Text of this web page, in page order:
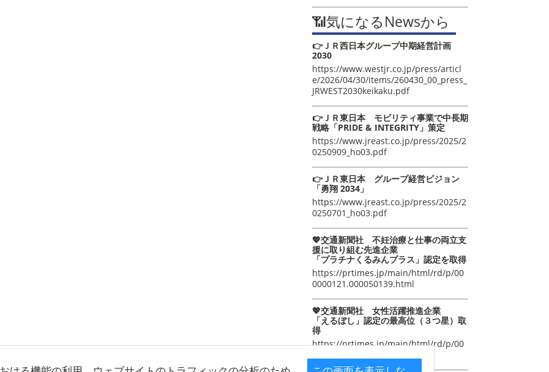
📶気になるNewsから
👉ＪＲ西日本グループ中期経営計画
2030
https://www.westjr.co.jp/press/articl
e/2026/04/30/items/260430_00_press_
JRWEST2030keikaku.pdf
👉ＪＲ東日本 モビリティ事業で中長期
戦略「PRIDE & INTEGRITY」策定
https://www.jreast.co.jp/press/2025/2
0250909_ho03.pdf
👉ＪＲ東日本 グループ経営ビジョン
「勇翔 2034」
https://www.jreast.co.jp/press/2025/2
0250701_ho03.pdf
💖交通新聞社 不妊治療と仕事の両立支
援に取り組む先進企業
「プラチナくるみんプラス」認定を取得
https://prtimes.jp/main/html/rd/p/00
0000121.000050139.html
💖交通新聞社 女性活躍推進企業
「えるぼし」認定の最高位（３つ星）取
得
https://prtimes.jp/main/html/rd/p/00